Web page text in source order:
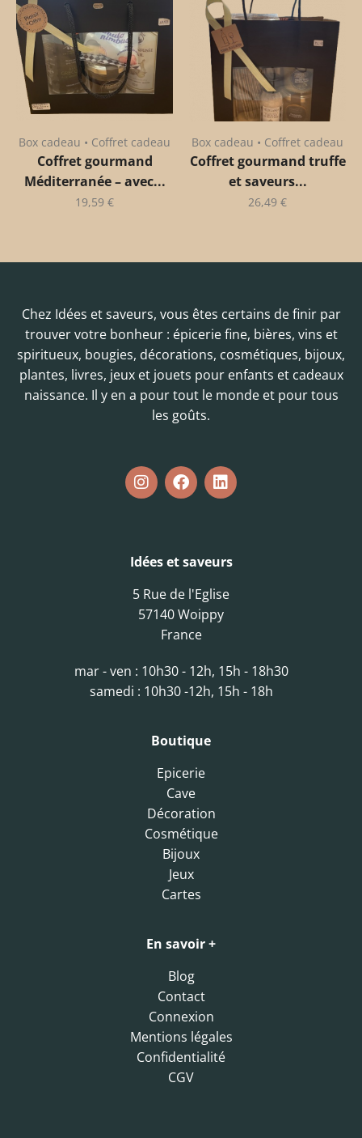
Box cadeau • Coffret cadeau
Coffret gourmand
Méditerranée – avec...
19,59 €
Box cadeau • Coffret cadeau
Coffret gourmand truffe
et saveurs...
26,49 €
Chez Idées et saveurs, vous êtes certains de finir par
trouver votre bonheur : épicerie fine, bières, vins et
spiritueux, bougies, décorations, cosmétiques, bijoux,
plantes, livres, jeux et jouets pour enfants et cadeaux
naissance. Il y en a pour tout le monde et pour tous
les goûts.
Idées et saveurs
5 Rue de l'Eglise
57140 Woippy
France
mar - ven : 10h30 - 12h, 15h - 18h30
samedi : 10h30 -12h, 15h - 18h
Boutique
Epicerie
Cave
Décoration
Cosmétique
Bijoux
Jeux
Cartes
En savoir +
Blog
Contact
Connexion
Mentions légales
Confidentialité
CGV